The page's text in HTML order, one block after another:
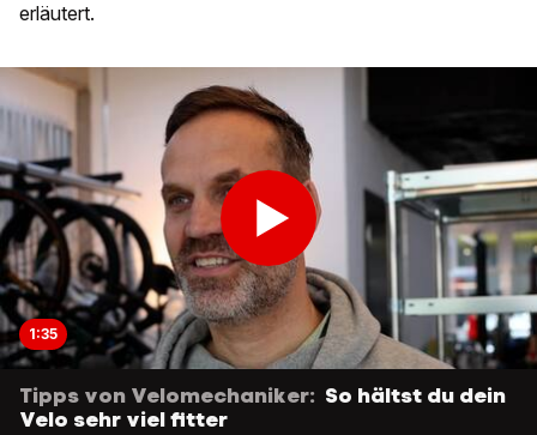
erläutert.
1:35
Tipps von Velomechaniker: So hältst du dein
Velo sehr viel fitter